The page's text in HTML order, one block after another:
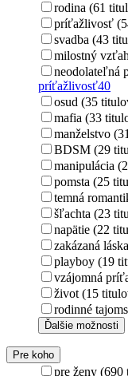
rodina (61
príťažlivosť
svadba (43
milostný
neodolateľná
príťažlivosť40
osud (35
mafia (33
manželstvo
BDSM (29
manipulácia
pomsta (25
temná
šľachta (23
napätie (22
zakázaná
playboy (19
vzájomná
život (15
rodinné
Ďalšie možnosti
Pre koho
pre ženy (690